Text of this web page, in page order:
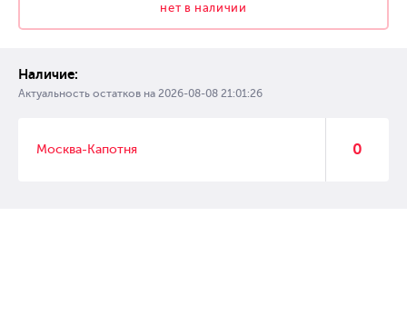
нет в наличии
Наличие:
Актуальность остатков на 2026-08-08 21:01:26
Москва-Капотня 0